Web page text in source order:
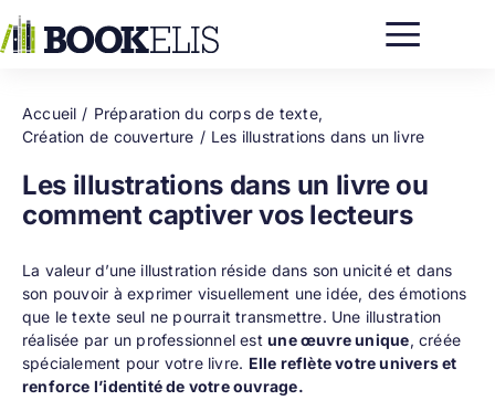
au
contenu
Accueil
Préparation du corps de texte
Création de couverture
Les illustrations dans un livre
Les illustrations dans un livre ou
comment captiver vos lecteurs
La valeur d’une illustration réside dans son unicité et dans
son pouvoir à exprimer visuellement une idée, des émotions
que le texte seul ne pourrait transmettre. Une illustration
réalisée par un professionnel estune œuvre unique, créée
spécialement pour votre livre. Elle reflète votre univers et
renforce l’identité de votre ouvrage.